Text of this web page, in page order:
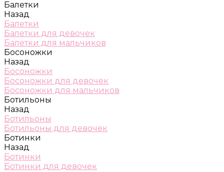
Балетки
Назад
Балетки
Балетки для девочек
Балетки для мальчиков
Босоножки
Назад
Босоножки
Босоножки для девочек
Босоножки для мальчиков
Ботильоны
Назад
Ботильоны
Ботильоны для девочек
Ботинки
Назад
Ботинки
Ботинки для девочек